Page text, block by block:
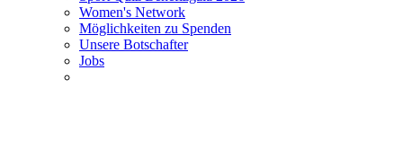
Women's Network
Möglichkeiten zu Spenden
Unsere Botschafter
Jobs